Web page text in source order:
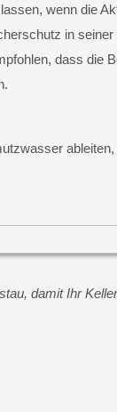
wenn die
in seiner
dass die
damit Ihr